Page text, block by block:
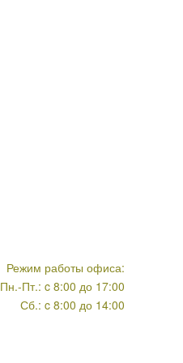
Режим работы офиса:
Пн.-Пт.: c 8:00 до 17:00
Сб.: c 8:00 до 14:00